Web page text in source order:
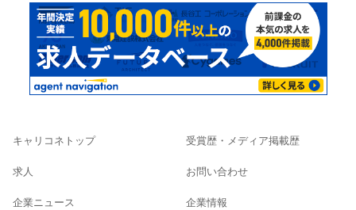
キャリコネトップ
求人
企業ニュース
受賞歴・メディア掲載歴
お問い合わせ
企業情報